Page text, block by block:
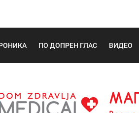
ПО ДОПРЕН ГЛАС ВИДЕО